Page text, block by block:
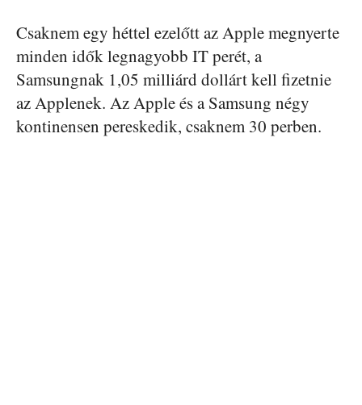
Csaknem egy héttel ezelőtt az Apple megnyerte
minden idők legnagyobb IT perét, a
Samsungnak 1,05 milliárd dollárt kell fizetnie
az Applenek. Az Apple és a Samsung négy
kontinensen pereskedik, csaknem 30 perben.